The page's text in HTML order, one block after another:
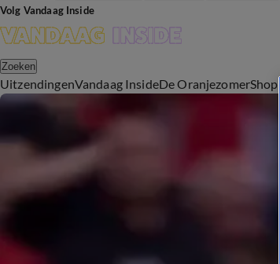
Volg Vandaag Inside
Zoeken
UitzendingenVandaag InsideDe OranjezomerShop